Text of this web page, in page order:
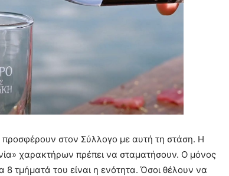
προσφέρουν στον Σύλλογο με αυτή τη στάση. Η
χαρακτήρων πρέπει να σταματήσουν. Ο μόνος
8 τμήματά του είναι η ενότητα. Όσοι θέλουν να